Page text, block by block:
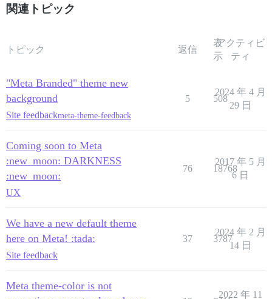
関連トピック
トピック 返信
表
示
アクティビ
ティ
"Meta Branded" theme new
background
Site feedbackmeta-theme-feedback
5 508
2024 年 4 月
29 日
Coming soon to Meta
:new_moon: DARKNESS
:new_moon:
UX
76 18768
2017 年 5 月
6 日
We have a new default theme
here on Meta! :tada:
Site feedback
37 3787
2024 年 2 月
14 日
Meta theme-color is not
2022 年 11